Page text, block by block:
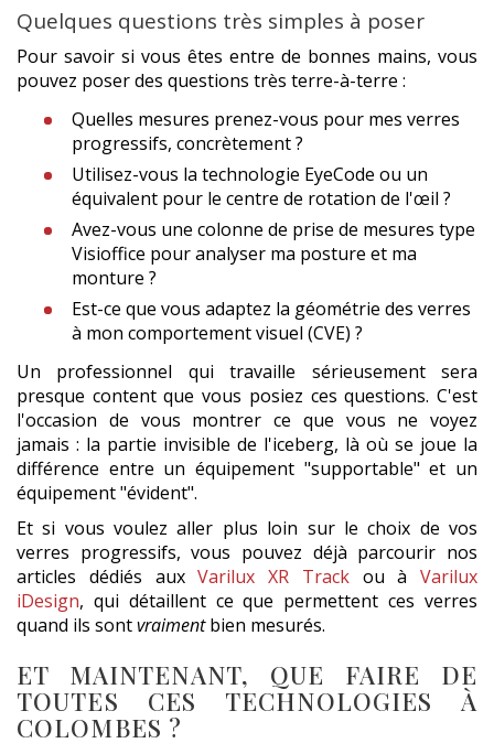
Quelques questions très simples à poser
Pour savoir si vous êtes entre de bonnes mains, vous
pouvez poser des questions très terre-à-terre :
Quelles mesures prenez-vous pour mes verres
progressifs, concrètement ?
Utilisez-vous la technologie EyeCode ou un
équivalent pour le centre de rotation de l'œil ?
Avez-vous une colonne de prise de mesures type
Visioffice pour analyser ma posture et ma
monture ?
Est-ce que vous adaptez la géométrie des verres
à mon comportement visuel (CVE) ?
Un professionnel qui travaille sérieusement sera
presque content que vous posiez ces questions. C'est
l'occasion de vous montrer ce que vous ne voyez
jamais : la partie invisible de l'iceberg, là où se joue la
différence entre un équipement "supportable" et un
équipement "évident".
Et si vous voulez aller plus loin sur le choix de vos
verres progressifs, vous pouvez déjà parcourir nos
articles dédiés auxVarilux XR Trackou à Varilux
iDesign, qui détaillent ce que permettent ces verres
quand ils sontvraimentbien mesurés.
ET MAINTENANT, QUE FAIRE DE
TOUTES CES TECHNOLOGIES À
COLOMBES ?